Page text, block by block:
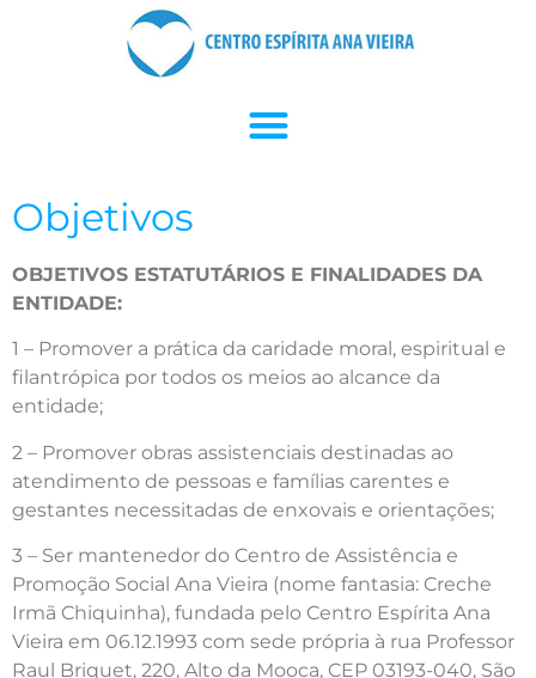
Objetivos
OBJETIVOS ESTATUTÁRIOS E FINALIDADES DA
ENTIDADE:
1 – Promover a prática da caridade moral, espiritual e
filantrópica por todos os meios ao alcance da
entidade;
2 – Promover obras assistenciais destinadas ao
atendimento de pessoas e famílias carentes e
gestantes necessitadas de enxovais e orientações;
3 – Ser mantenedor do Centro de Assistência e
Promoção Social Ana Vieira (nome fantasia: Creche
Irmã Chiquinha), fundada pelo Centro Espírita Ana
Vieira em 06.12.1993 com sede própria à rua Professor
Raul Briquet, 220, Alto da Mooca, CEP 03193-040, São